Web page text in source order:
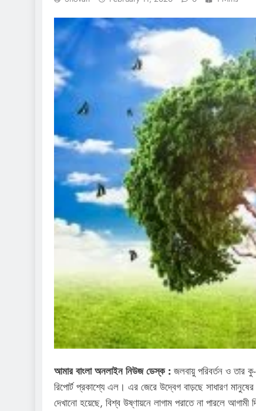
আমার বাংলা অনলাইন নিউজ ডেস্ক : জলবায়ু পরিবর্তন ও তার
রিপোর্ট প্রকাশ্যে এল। এর জেরে উদ্বেগ বাড়ছে সাধারণ
দেখানো হয়েছে, বিশ্ব উষ্ণায়নে লাগাম পরাতে না পারলে